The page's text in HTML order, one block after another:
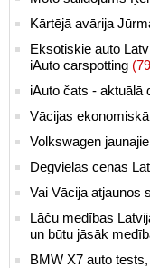
Kārtējā avārija
Eksotiskie auto
iAuto carspotting
iAuto čats - aktuālā
Vācijas
Volkswagen
Degvielas cenas
Vai Vācija atjaunos
Lāču medības
un būtu jāsāk
BMW X7 auto